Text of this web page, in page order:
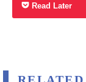
Read Later